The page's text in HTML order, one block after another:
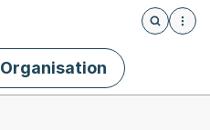
Öffnet
Organisation